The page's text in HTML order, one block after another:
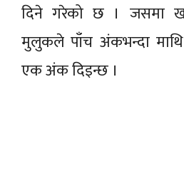
दिने गरेको छ । जसमा
मुलुकले पाँच अंकभन्दा माथि
एक अंक दिइन्छ ।